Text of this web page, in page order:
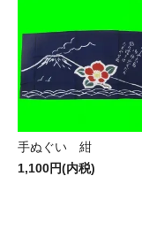
手ぬぐい 紺
1,100円(内税)